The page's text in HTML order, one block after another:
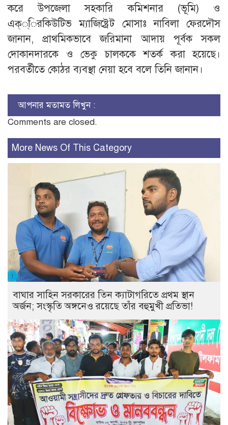
করে উপজেলা সহকারি কমিশনার (ভূমি) ও
এক্্িরকিউটিভ ম্যাজিষ্ট্রেট মোসাঃ নাবিলা ফেরদৌস
জানান, প্রাথমিকভাবে জরিমানা আদায় পূর্বক সকল
দোকানদারকে ও ভেকু চালককে শতর্ক করা হয়েছে।
পরবর্তীতে কোঠর ব্যবস্থা নেয়া হবে বলে তিনি জানান।
আপনার মতামত লিখুন :
Comments are closed.
More News Of This Category
বাঘার সাহিন সরকারের তিন ক্যাটাগরিতে প্রথম স্থান
অর্জন; সংস্কৃতি অঙ্গনেও রয়েছে তাঁর বহুমুখী প্রতিভা!